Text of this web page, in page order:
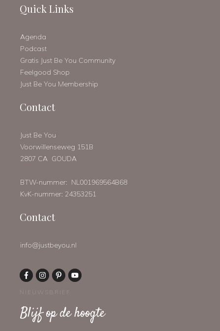
Quick Links
Agenda
Podcast
Gratis Just Be You Community
Feelgood Shop
Just Be You Membership
Contact
Just Be You
Voorwillenseweg 151B
2807 CA GOUDA
BTW-nummer: NL001969564B68
KvK-nummer: 24353251
Contact
info@justbeyou.nl
NIEUWSBRIEF
Blijf op de hoogte